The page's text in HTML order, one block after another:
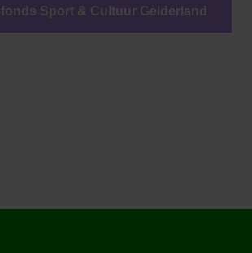
Sport & Cultuur Gelderland